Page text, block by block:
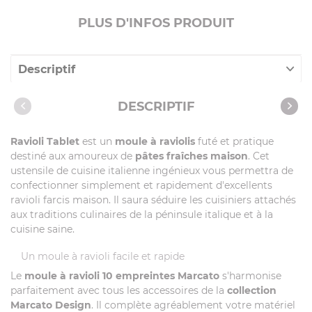
PLUS D'INFOS PRODUIT
Descriptif
Caractéristiques
Recettes avec cet article
DESCRIPTIF
Ravioli Tablet est un moule à raviolis futé et pratique
destiné aux amoureux de pâtes fraîches maison. Cet
ustensile de cuisine italienne ingénieux vous permettra de
confectionner simplement et rapidement d'excellents
ravioli farcis maison. Il saura séduire les cuisiniers attachés
aux traditions culinaires de la péninsule italique et à la
cuisine saine.
Un moule à ravioli facile et rapide
Le moule à ravioli 10 empreintes Marcato s'harmonise
parfaitement avec tous les accessoires de la collection
Marcato Design. Il complète agréablement votre matériel